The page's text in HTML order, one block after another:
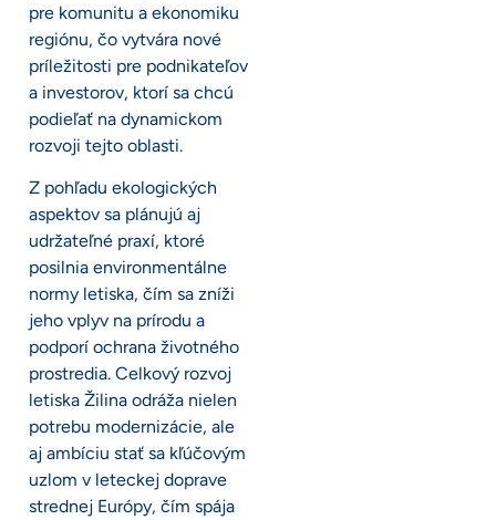
pre komunitu a ekonomiku
regiónu, čo vytvára nové
príležitosti pre podnikateľov
a investorov, ktorí sa chcú
podieľať na dynamickom
rozvoji tejto oblasti.
Z pohľadu ekologických
aspektov sa plánujú aj
udržateľné praxí, ktoré
posilnia environmentálne
normy letiska, čím sa zníži
jeho vplyv na prírodu a
podporí ochrana životného
prostredia. Celkový rozvoj
letiska Žilina odráža nielen
potrebu modernizácie, ale
aj ambíciu stať sa kľúčovým
uzlom v leteckej doprave
strednej Európy, čím spája